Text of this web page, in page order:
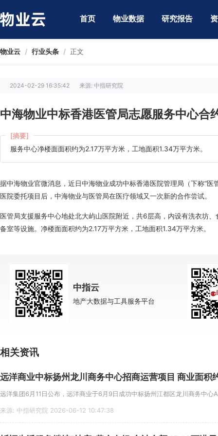
首页 物业数据 研究报告
物业云 / 行业头条 / 正文
2024-02-29 16:35:42 来源: 中指研究院
中海物业中标香港医管局志愿服务中心合
[摘要]
服务中心净楼面面积约为2.17万平方米，工地面积1.34万平方米。
据中海物业官微消息，近日中海物业成功中标香港医院管理局（下称“
医院委托项目后，中海物业与医管局在医疗领域又一次新的合作尝试。
医管局支援服务中心地处北大屿山医院附近，共6层高，内设有洗衣坊
备室等设施。净楼面面积约为2.17万平方米，工地面积1.34万平方米。
中指云
地产大数据与工具服务平台
相关资讯
远洋商业中标扬州龙川商务中心招商运营项目 商业面积
来源: 中指研究院 2026-06-12 10:47:38